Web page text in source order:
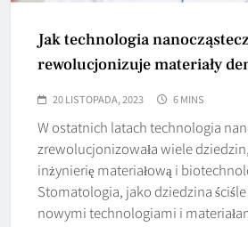
Jak technologia
rewolucjonizuje materiały
20 LISTOPADA, 2023 6 MINS
W ostatnich latach technologia
zrewolucjonizowała wiele
inżynierię materiałową i
Stomatologia, jako dziedzina
nowymi technologiami i